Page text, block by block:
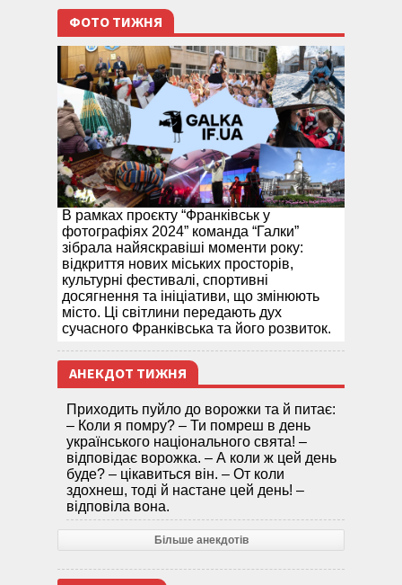
ФОТО ТИЖНЯ
В рамках проєкту “Франківськ у
фотографіях 2024” команда “Галки”
зібрала найяскравіші моменти року:
відкриття нових міських просторів,
культурні фестивалі, спортивні
досягнення та ініціативи, що змінюють
місто. Ці світлини передають дух
сучасного Франківська та його розвиток.
АНЕКДОТ ТИЖНЯ
Приходить пуйло до ворожки та й питає:
– Коли я помру? – Ти помреш в день
українського національного свята! –
відповідає ворожка. – А коли ж цей день
буде? – цікавиться він. – От коли
здохнеш, тоді й настане цей день! –
відповіла вона.
Більше анекдотів